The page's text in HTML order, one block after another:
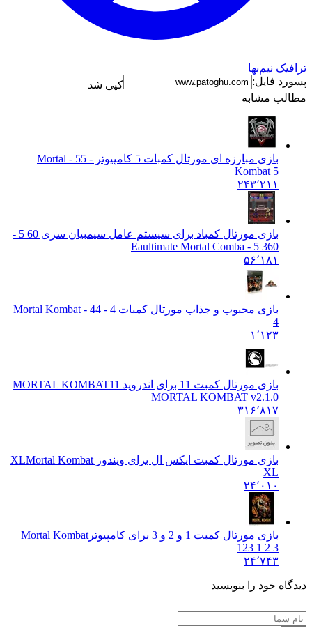
نیم‌بها
فایل:
کپی شد
مشابه
بازی مبارزه ای مورتال کمبات 5 کامپیوتر - 5
5 - Mortal
Kombat 5
۲۴۳٬۲۱۱
بازی مورتال کمباد برای سیستم عامل سیمبیان سری 60 5 -
۵۶٬۱۸۱
بازی محبوب و جذاب مورتال کمبات 4 - 4
4 - Mortal Kombat
۱٬۱۲۳
بازی مورتال کمبت 11 برای اندروید MORTAL KOMBAT
11
MORTAL KOMBAT v2.1.0
۳۱۶٬۸۱۷
بازی مورتال کمبت ایکس ال برای ویندوز XLMortal Kombat
۲۴٬۰۱۰
بازی مورتال کمبت 1 و 2 و 3 برای کامپیوتر
Mortal Kombat
123 1 2 3
۲۴٬۷۴۳
خود را بنویسید